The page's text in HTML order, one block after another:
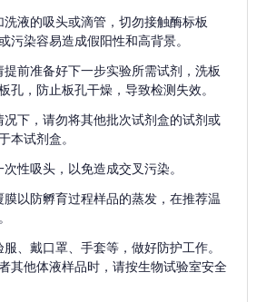
液的吸头或滴管，切勿接触酶标板
污染容易造成假阳性和高背景。
前准备好下一步实验所需试剂，洗板
孔，防止板孔干燥，导致检测失效。
况下，请勿将其他批次试剂盒的试剂或
本试剂盒。
性吸头，以免造成交叉污染。
膜以防孵育过程样品的蒸发，在推荐温
、戴口罩、手套等，做好防护工作。
其他体液样品时，请按生物试验室安全